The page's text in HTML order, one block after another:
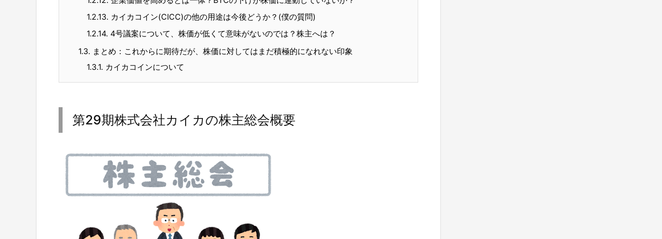
1.2.13. カイカコイン(CICC)の他の用途は今後どうか？(僕の質問)
1.2.14. 4号議案について、株価が低くて意味がないのでは？株主へは？
1.3. まとめ：これからに期待だが、株価に対してはまだ積極的になれない印象
1.3.1. カイカコインについて
第29期株式会社カイカの株主総会概要